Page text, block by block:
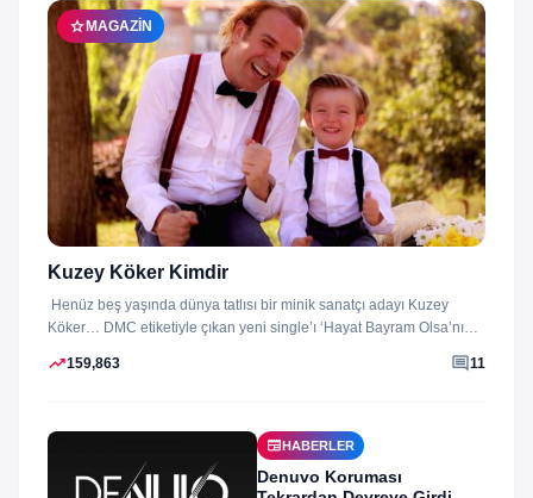
star MAGAZIN
Kuzey Köker Kimdir
Henüz beş yaşında dünya tatlısı bir minik sanatçı adayı Kuzey
Köker… DMC etiketiyle çıkan yeni single’ı ‘Hayat Bayram Olsa’nın
trending_up159,863 comment11
newspaperHABERLER
Denuvo Koruması